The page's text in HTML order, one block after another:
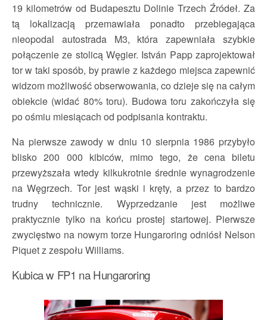
19 kilometrów od Budapesztu Dolinie Trzech Źródeł. Za
tą lokalizacją przemawiała ponadto przebiegająca
nieopodal autostrada M3, która zapewniała szybkie
połączenie ze stolicą Węgier. István Papp zaprojektował
tor w taki sposób, by prawie z każdego miejsca zapewnić
widzom możliwość obserwowania, co dzieje się na całym
obiekcie (widać 80% toru). Budowa toru zakończyła się
po ośmiu miesiącach od podpisania kontraktu.
Na pierwsze zawody w dniu 10 sierpnia 1986 przybyło
blisko 200 000 kibiców, mimo tego, że cena biletu
przewyższała wtedy kilkukrotnie średnie wynagrodzenie
na Węgrzech. Tor jest wąski i kręty, a przez to bardzo
trudny technicznie. Wyprzedzanie jest możliwe
praktycznie tylko na końcu prostej startowej. Pierwsze
zwycięstwo na nowym torze Hungaroring odniósł Nelson
Piquet z zespołu Williams.
Kubica w FP1 na Hungaroring